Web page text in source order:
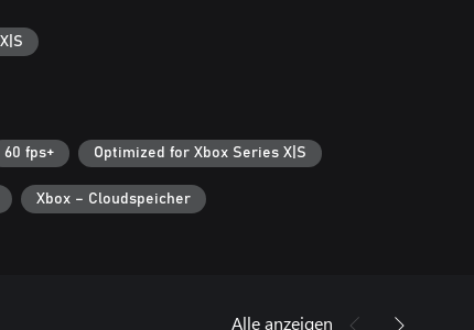
60 fps+ Optimized for Xbox Series X|S
Xbox – Cloudspeicher
Alle anzeigen